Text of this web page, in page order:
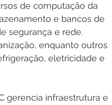
de computação da
e bancos de
segurança e rede.
enquanto outros
eletricidade e
gerencia infraestrutura e